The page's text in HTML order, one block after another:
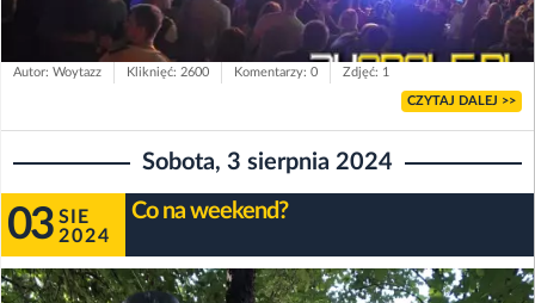
Autor: Woytazz Kliknięć: 2600 Komentarzy: 0 Zdjęć: 1
CZYTAJ DALEJ >>
Sobota, 3 sierpnia 2024
03 SIE
2024
Co na weekend?